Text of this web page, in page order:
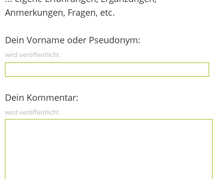
Anmerkungen, Fragen, etc.
Dein Vorname oder Pseudonym:
wird veröffentlicht
Dein Kommentar:
wird veröffentlicht